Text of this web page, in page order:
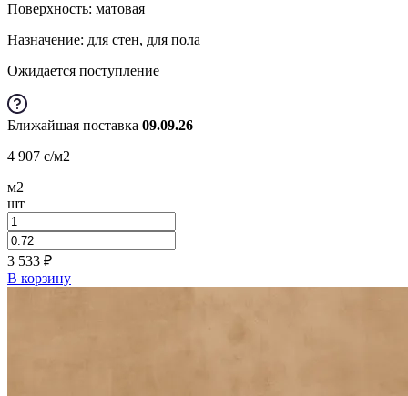
Поверхность: матовая
Назначение: для стен, для пола
Ожидается поступление
Ближайшая поставка 09.09.26
4 907 c/м2
м2
шт
3 533 ₽
В корзину